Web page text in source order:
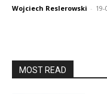
Wojciech Reslerowski - 19-
MOST READ